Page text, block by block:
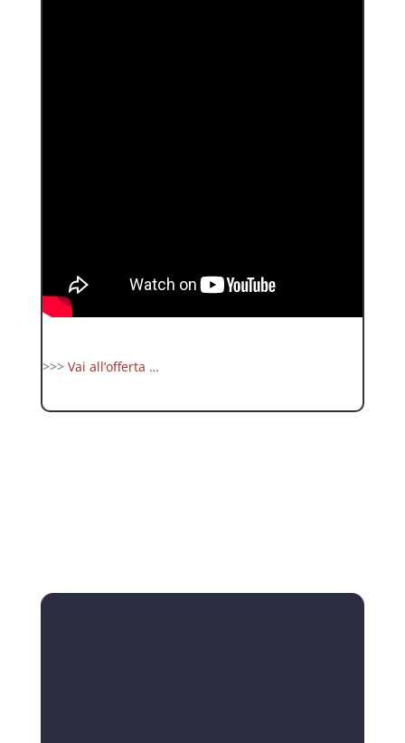
>>> Vai all’offerta …